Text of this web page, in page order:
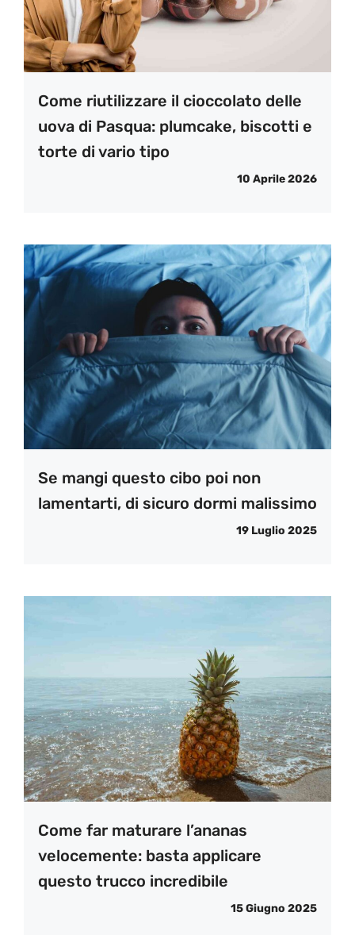
Come riutilizzare il cioccolato delle
uova di Pasqua: plumcake, biscotti e
torte di vario tipo
10 Aprile 2026
Se mangi questo cibo poi non
lamentarti, di sicuro dormi malissimo
19 Luglio 2025
Come far maturare l’ananas
velocemente: basta applicare
questo trucco incredibile
15 Giugno 2025